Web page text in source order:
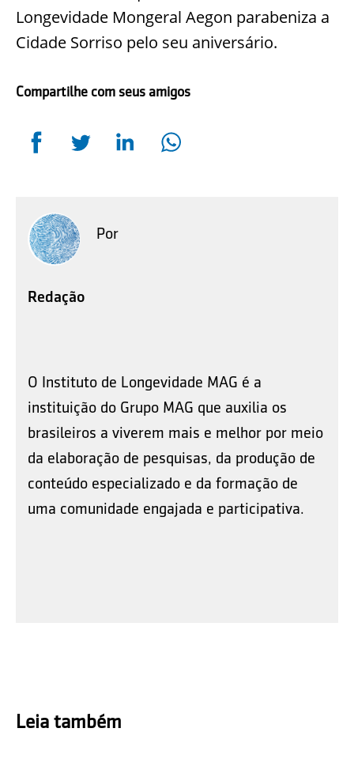
Longevidade Mongeral Aegon parabeniza a
Cidade Sorriso pelo seu aniversário.
Compartilhe com seus amigos
Por
Redação
O Instituto de Longevidade MAG é a
instituição do Grupo MAG que auxilia os
brasileiros a viverem mais e melhor por meio
da elaboração de pesquisas, da produção de
conteúdo especializado e da formação de
uma comunidade engajada e participativa.
Leia também